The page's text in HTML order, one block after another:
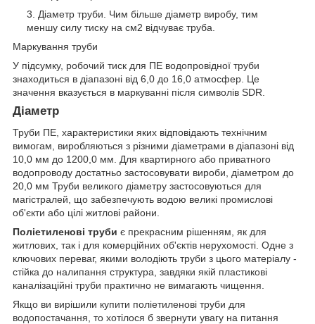
Діаметр труби. Чим більше діаметр виробу, тим
меншу силу тиску на см2 відчуває труба.
Маркування труби
У підсумку, робочий тиск для ПЕ водопровідної труби
знаходиться в діапазоні від 6,0 до 16,0 атмосфер. Це
значення вказується в маркуванні після символів SDR.
Діаметр
Труби ПЕ, характеристики яких відповідають технічним
вимогам, виробляються з різними діаметрами в діапазоні від
10,0 мм до 1200,0 мм. Для квартирного або приватного
водопроводу достатньо застосовувати вироби, діаметром до
20,0 мм Труби великого діаметру застосовуються для
магістралей, що забезпечують водою великі промислові
об'єкти або цілі житлові райони.
Поліетиленові труби є прекрасним рішенням, як для
житлових, так і для комерційних об'єктів нерухомості. Одне з
ключових переваг, якими володіють труби з цього матеріалу -
стійка до налипання структура, завдяки якій пластикові
каналізаційні труби практично не вимагають чищення.
Якщо ви вирішили купити поліетиленові труби для
водопостачання, то хотілося б звернути увагу на питання